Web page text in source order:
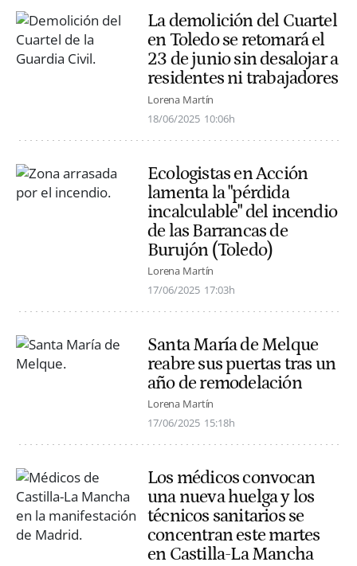
La demolición del Cuartel
en Toledo se retomará el
23 de junio sin desalojar a
residentes ni trabajadores
Lorena Martín
18/06/2025 10:06h
Ecologistas en Acción
lamenta la "pérdida
incalculable" del incendio
de las Barrancas de
Burujón (Toledo)
Lorena Martín
17/06/2025 17:03h
Santa María de Melque
reabre sus puertas tras un
año de remodelación
Lorena Martín
17/06/2025 15:18h
Los médicos convocan
una nueva huelga y los
técnicos sanitarios se
concentran este martes
en Castilla-La Mancha